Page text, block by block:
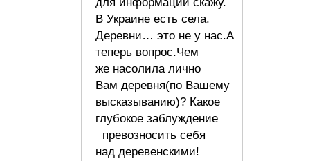
для информации скажу.
В Украине есть села.
Деревни… это не у нас.А
теперь вопрос.Чем
же насолила лично
Вам деревня(по Вашему
высказыванию)? Какое
глубокое заблуждение
превозносить себя
над деревенскими!